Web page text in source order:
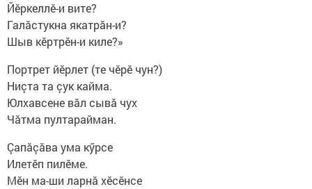
Йӗркеллӗ-и вите?
Галăстукна якатрăн-и?
Шыв кӗртрӗн-и киле?»
Портрет йӗрлет (те чӗрӗ чун?)
Ниçта та çук кайма.
Юлхавсене вăл сывă чух
Чăтма пултарайман.
Çапăçăва ума кӳрсе
Илетӗп пилӗме.
Мӗн ма-ши ларнă хӗсӗнсе